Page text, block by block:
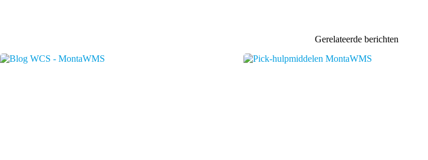
Gerelateerde berichten